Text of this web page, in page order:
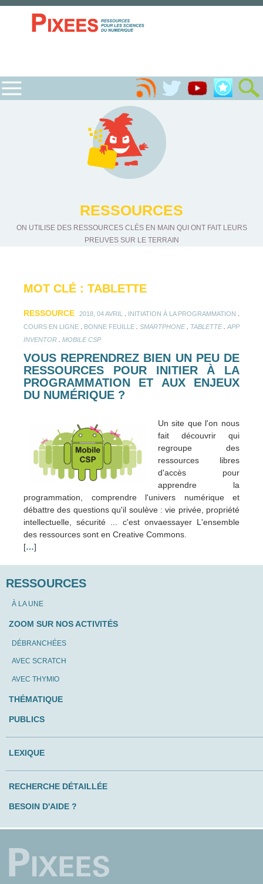
RESSOURCES
ON UTILISE DES RESSOURCES CLÉS EN MAIN QUI ONT FAIT LEURS
PREUVES SUR LE TERRAIN
MOT CLÉ : TABLETTE
RESSOURCE 2018, 04 AVRIL INITIATION À LA PROGRAMMATION
COURS EN LIGNE BONNE FEUILLE SMARTPHONE. TABLETTE. APP
INVENTOR
MOBILE CSP
VOUS REPRENDREZ BIEN UN PEU DE
RESSOURCES POUR INITIER À LA
PROGRAMMATION ET AUX ENJEUX
DU NUMÉRIQUE ?
Un site que l'on nous
fait découvrir qui
regroupe des
ressources libres
d'accès pour
apprendre la
programmation, comprendre l'univers numérique et
débattre des questions qu'il soulève : vie privée, propriété
intellectuelle, sécurité ... c'est onvaessayer L'ensemble
des ressources sont en Creative Commons.
[…]
RESSOURCES
À LA UNE
ZOOM SUR NOS ACTIVITÉS
DÉBRANCHÉES
AVEC SCRATCH
AVEC THYMIO
THÉMATIQUE
PUBLICS
LEXIQUE
RECHERCHE DÉTAILLÉE
BESOIN D'AIDE ?